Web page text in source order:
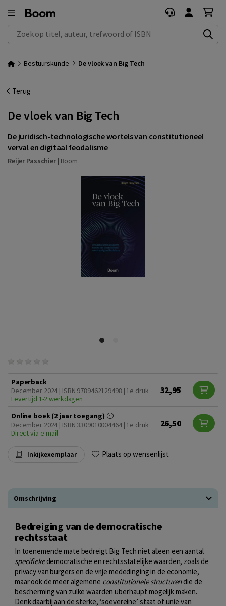
Zoek op titel, auteur, trefwoord of ISBN
Bestuurskunde De vloek van Big Tech
Terug
De vloek van Big Tech
De juridisch-technologische wortels van constitutioneel
verval en digitaal feodalisme
Reijer Passchier| Boom
Paperback
December 2024 | ISBN 9789462129498 | 1e druk
Levertijd 1-2 werkdagen
32,95
Online boek (2 jaar toegang)
December 2024 | ISBN 3309010004464 | 1e druk
Direct via e-mail
26,50
Inkijkexemplaar Plaats op wensenlijst
Omschrijving
Bedreiging van de democratische
rechtsstaat
In toenemende mate bedreigt Big Tech niet alleen een aantal
specifiekedemocratische en rechtsstatelijke waarden, zoals de
privacy van burgers en de vrije mededinging in de economie,
maar ook de meer algemene constitutionele structurendie de
bescherming van zulke waarden überhaupt mogelijk maken.
Denk daarbij aan de sterke, ‘soevereine’ staat of unie van